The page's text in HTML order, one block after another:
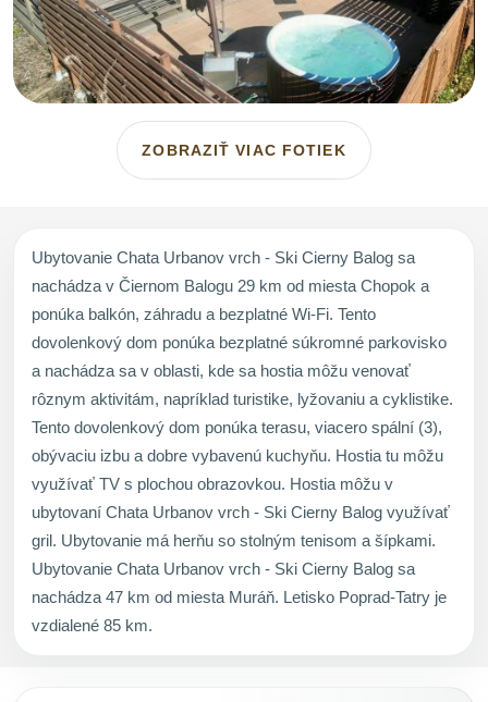
ZOBRAZIŤ VIAC FOTIEK
Ubytovanie Chata Urbanov vrch - Ski Cierny Balog sa
nachádza v Čiernom Balogu 29 km od miesta Chopok a
ponúka balkón, záhradu a bezplatné Wi-Fi. Tento
dovolenkový dom ponúka bezplatné súkromné parkovisko
a nachádza sa v oblasti, kde sa hostia môžu venovať
rôznym aktivitám, napríklad turistike, lyžovaniu a cyklistike.
Tento dovolenkový dom ponúka terasu, viacero spální (3),
obývaciu izbu a dobre vybavenú kuchyňu. Hostia tu môžu
využívať TV s plochou obrazovkou. Hostia môžu v
ubytovaní Chata Urbanov vrch - Ski Cierny Balog využívať
gril. Ubytovanie má herňu so stolným tenisom a šípkami.
Ubytovanie Chata Urbanov vrch - Ski Cierny Balog sa
nachádza 47 km od miesta Muráň. Letisko Poprad-Tatry je
vzdialené 85 km.